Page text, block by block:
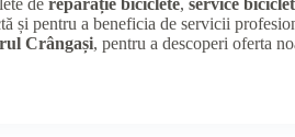
de reparație biciclete, service
și pentru a beneficia de servicii
Crângași, pentru a descoperi oferta